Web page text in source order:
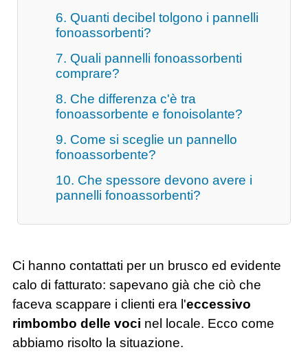
6. Quanti decibel tolgono i pannelli
fonoassorbenti?
7. Quali pannelli fonoassorbenti
comprare?
8. Che differenza c'è tra
fonoassorbente e fonoisolante?
9. Come si sceglie un pannello
fonoassorbente?
10. Che spessore devono avere i
pannelli fonoassorbenti?
Ci hanno contattati per un brusco ed evidente
calo di fatturato: sapevano già che ciò che
faceva scappare i clienti era l'eccessivo
rimbombo delle voci nel locale. Ecco come
abbiamo risolto la situazione.